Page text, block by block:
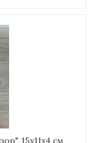
15х11х4 см